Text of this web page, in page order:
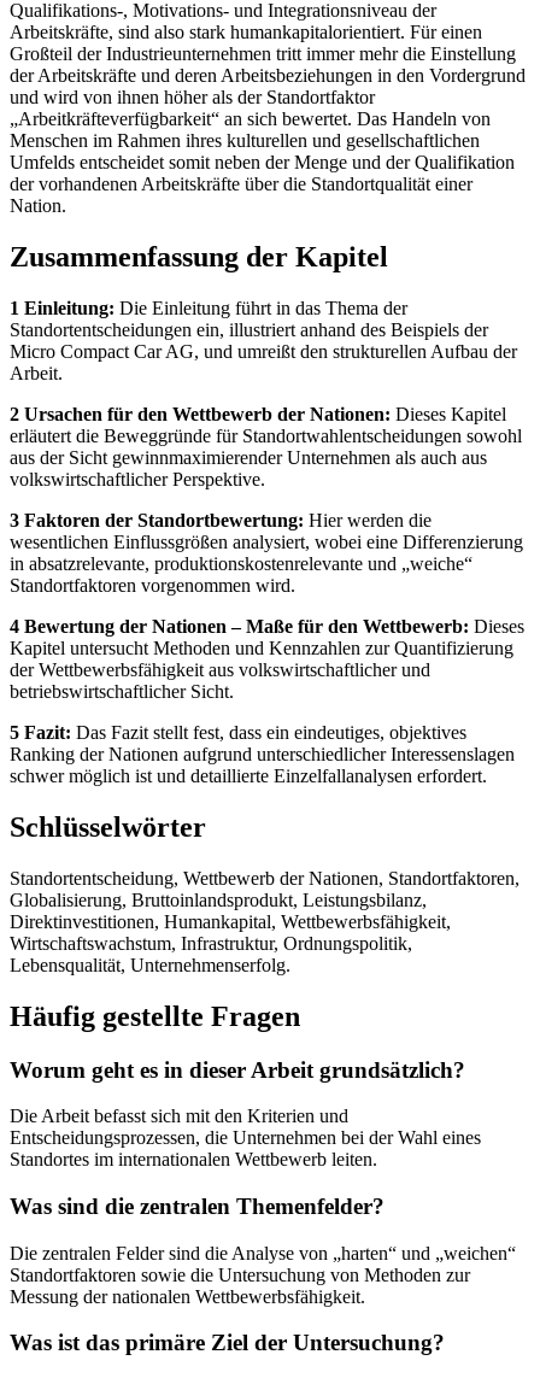
Qualifikations-, Motivations- und Integrationsniveau der
Arbeitskräfte, sind also stark humankapitalorientiert. Für einen
Großteil der Industrieunternehmen tritt immer mehr die Einstellung
der Arbeitskräfte und deren Arbeitsbeziehungen in den Vordergrund
und wird von ihnen höher als der Standortfaktor
„Arbeitkräfteverfügbarkeit“ an sich bewertet. Das Handeln von
Menschen im Rahmen ihres kulturellen und gesellschaftlichen
Umfelds entscheidet somit neben der Menge und der Qualifikation
der vorhandenen Arbeitskräfte über die Standortqualität einer
Nation.
Zusammenfassung der Kapitel
1 Einleitung: Die Einleitung führt in das Thema der
Standortentscheidungen ein, illustriert anhand des Beispiels der
Micro Compact Car AG, und umreißt den strukturellen Aufbau der
Arbeit.
2 Ursachen für den Wettbewerb der Nationen: Dieses Kapitel
erläutert die Beweggründe für Standortwahlentscheidungen sowohl
aus der Sicht gewinnmaximierender Unternehmen als auch aus
volkswirtschaftlicher Perspektive.
3 Faktoren der Standortbewertung: Hier werden die
wesentlichen Einflussgrößen analysiert, wobei eine Differenzierung
in absatzrelevante, produktionskostenrelevante und „weiche“
Standortfaktoren vorgenommen wird.
4 Bewertung der Nationen – Maße für den Wettbewerb: Dieses
Kapitel untersucht Methoden und Kennzahlen zur Quantifizierung
der Wettbewerbsfähigkeit aus volkswirtschaftlicher und
betriebswirtschaftlicher Sicht.
5 Fazit: Das Fazit stellt fest, dass ein eindeutiges, objektives
Ranking der Nationen aufgrund unterschiedlicher Interessenslagen
schwer möglich ist und detaillierte Einzelfallanalysen erfordert.
Schlüsselwörter
Standortentscheidung, Wettbewerb der Nationen, Standortfaktoren,
Globalisierung, Bruttoinlandsprodukt, Leistungsbilanz,
Direktinvestitionen, Humankapital, Wettbewerbsfähigkeit,
Wirtschaftswachstum, Infrastruktur, Ordnungspolitik,
Lebensqualität, Unternehmenserfolg.
Häufig gestellte Fragen
Worum geht es in dieser Arbeit grundsätzlich?
Die Arbeit befasst sich mit den Kriterien und
Entscheidungsprozessen, die Unternehmen bei der Wahl eines
Standortes im internationalen Wettbewerb leiten.
Was sind die zentralen Themenfelder?
Die zentralen Felder sind die Analyse von „harten“ und „weichen“
Standortfaktoren sowie die Untersuchung von Methoden zur
Messung der nationalen Wettbewerbsfähigkeit.
Was ist das primäre Ziel der Untersuchung?